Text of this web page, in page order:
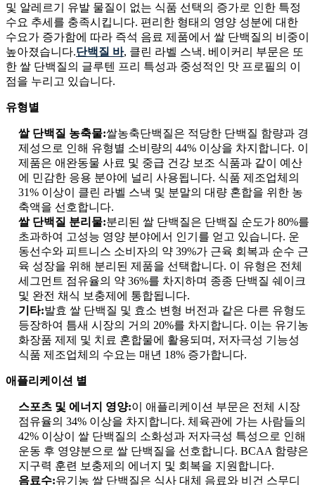
및 알레르기 유발 물질이 없는 식품 선택의 증가로 인한 특정
수요 추세를 충족시킵니다. 편리한 형태의 영양 성분에 대한
수요가 증가함에 따라 즉석 음료 제품에서 쌀 단백질의 비중이
높아졌습니다.단백질 바, 클린 라벨 스낵. 베이커리 부문은 또
한 쌀 단백질의 글루텐 프리 특성과 중성적인 맛 프로필의 이
점을 누리고 있습니다.
유형별
쌀 단백질 농축물:쌀농축단백질은 적당한 단백질 함량과 경
제성으로 인해 유형별 소비량의 44% 이상을 차지합니다. 이
제품은 애완동물 사료 및 중급 건강 보조 식품과 같이 예산
에 민감한 응용 분야에 널리 사용됩니다. 식품 제조업체의
31% 이상이 클린 라벨 스낵 및 분말의 대량 혼합을 위한 농
축액을 선호합니다.
쌀 단백질 분리물:분리된 쌀 단백질은 단백질 순도가 80%를
초과하여 고성능 영양 분야에서 인기를 얻고 있습니다. 운
동선수와 피트니스 소비자의 약 39%가 근육 회복과 순수 근
육 성장을 위해 분리된 제품을 선택합니다. 이 유형은 전체
세그먼트 점유율의 약 36%를 차지하며 종종 단백질 쉐이크
및 완전 채식 보충제에 통합됩니다.
기타:발효 쌀 단백질 및 효소 변형 버전과 같은 다른 유형도
등장하여 틈새 시장의 거의 20%를 차지합니다. 이는 유기농
화장품 제제 및 치료 혼합물에 활용되며, 저자극성 기능성
식품 제조업체의 수요는 매년 18% 증가합니다.
애플리케이션 별
스포츠 및 에너지 영양:이 애플리케이션 부문은 전체 시장
점유율의 34% 이상을 차지합니다. 체육관에 가는 사람들의
42% 이상이 쌀 단백질의 소화성과 저자극성 특성으로 인해
운동 후 영양분으로 쌀 단백질을 선호합니다. BCAA 함량은
지구력 훈련 보충제의 에너지 및 회복을 지원합니다.
음료수:유기농 쌀 단백질은 식사 대체 음료와 비건 스무디